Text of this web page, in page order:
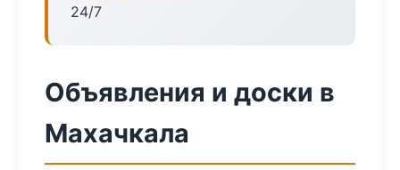
24/7
Объявления и доски в
Махачкала